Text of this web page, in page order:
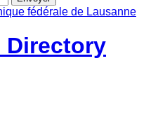
Directory